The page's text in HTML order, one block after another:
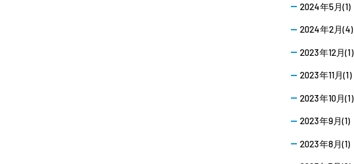
2024年5月(1)
2024年2月(4)
2023年12月(1)
2023年11月(1)
2023年10月(1)
2023年9月(1)
2023年8月(1)